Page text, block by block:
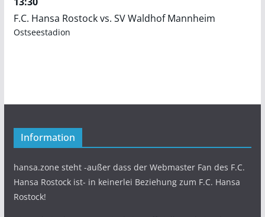
F.C. Hansa Rostock vs. SV Waldhof Mannheim
Ostseestadion
Information
hansa.zone steht -außer dass der Webmaster Fan des F.C.
Hansa Rostock ist- in keinerlei Beziehung zum F.C. Hansa
Rostock!